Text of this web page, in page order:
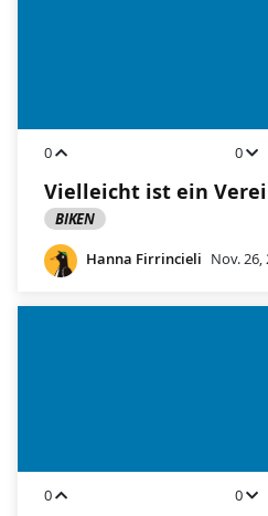
0 0
Vielleicht ist ein
BIKEN
Hanna Firrincieli Nov. 26,
0 0